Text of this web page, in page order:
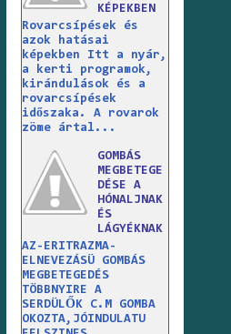
KÉPEKBEN
Rovarcsípések és
azok hatásai
képekben Itt a nyár,
a kerti programok,
kirándulások és a
rovarcsípések
időszaka. A rovarok
zöme ártal...
GOMBÁS
MEGBETEGE
DÉSE A
HÓNALJNAK
ÉS
LÁGYÉKNAK
AZ-ERITRAZMA-
ELNEVEZÁSÜ GOMBÁS
MEGBETEGEDÉS
TÖBBNYIRE A
SERDÜLŐK C.M GOMBA
OKOZTA,JÓINDULATU